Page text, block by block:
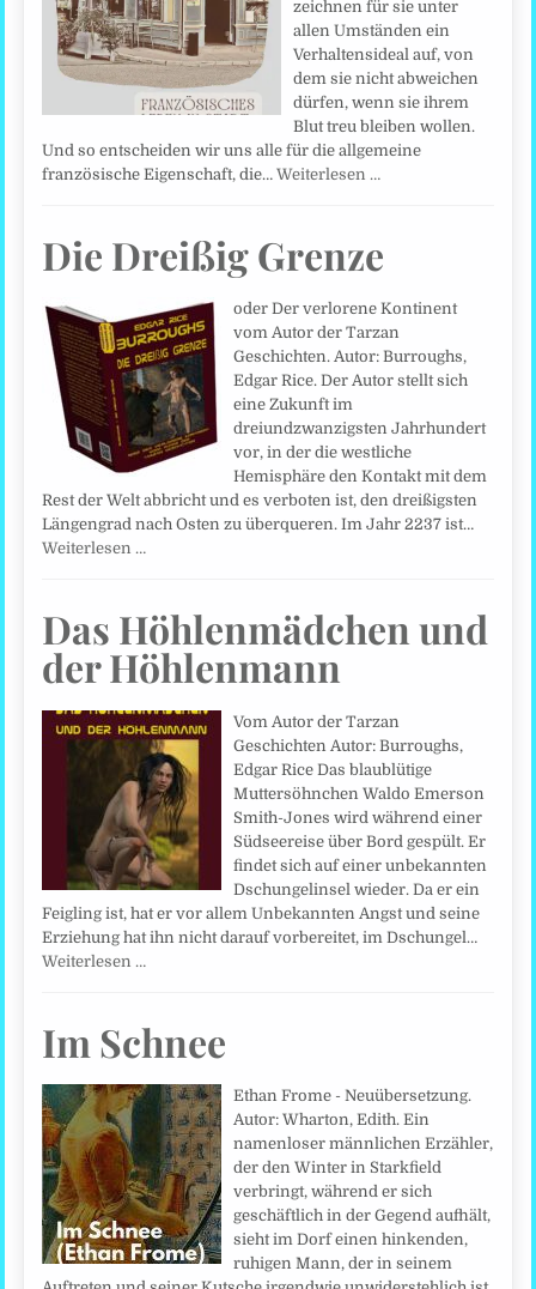
zeichnen für sie unter
allen Umständen ein
Verhaltensideal auf, von
dem sie nicht abweichen
dürfen, wenn sie ihrem
Blut treu bleiben wollen.
Und so entscheiden wir uns alle für die allgemeine
französische Eigenschaft, die…Weiterlesen …
Die Dreißig Grenze
oder Der verlorene Kontinent
vom Autor der Tarzan
Geschichten. Autor: Burroughs,
Edgar Rice. Der Autor stellt sich
eine Zukunft im
dreiundzwanzigsten Jahrhundert
vor, in der die westliche
Hemisphäre den Kontakt mit dem
Rest der Welt abbricht und es verboten ist, den dreißigsten
Längengrad nach Osten zu überqueren. Im Jahr 2237 ist…
Weiterlesen …
Das Höhlenmädchen und
der Höhlenmann
Vom Autor der Tarzan
Geschichten Autor: Burroughs,
Edgar Rice Das blaublütige
Muttersöhnchen Waldo Emerson
Smith-Jones wird während einer
Südseereise über Bord gespült. Er
findet sich auf einer unbekannten
Dschungelinsel wieder. Da er ein
Feigling ist, hat er vor allem Unbekannten Angst und seine
Erziehung hat ihn nicht darauf vorbereitet, im Dschungel…
Weiterlesen …
Im Schnee
Ethan Frome - Neuübersetzung.
Autor: Wharton, Edith. Ein
namenloser männlichen Erzähler,
der den Winter in Starkfield
verbringt, während er sich
geschäftlich in der Gegend aufhält,
sieht im Dorf einen hinkenden,
ruhigen Mann, der in seinem